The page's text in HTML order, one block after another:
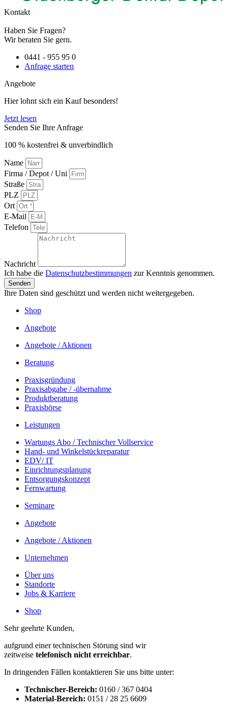
Kontakt
Haben Sie Fragen?
Wir beraten Sie gern.
0441 - 955 95 0
Anfrage starten
Angebote
Hier lohnt sich ein Kauf besonders!
Jetzt lesen
Senden Sie Ihre Anfrage
100 % kostenfrei & unverbindlich
Name
Firma / Depot / Uni
Straße
PLZ
Ort
E-Mail
Telefon
Nachricht
Ich habe die Datenschutzbestimmungen zur Kenntnis genommen.
Senden
Ihre Daten sind geschützt und werden nicht weitergegeben.
Shop
Angebote
Angebote / Aktionen
Beratung
Praxisgründung
Praxisabgabe / -übernahme
Produktberatung
Praxisbörse
Leistungen
Wartungs Abo / Technischer Vollservice
Hand- und Winkelstück­reparatur
EDV/ IT
Einrichtungsplanung
Entsorgungskonzept
Fernwartung
Seminare
Angebote
Angebote / Aktionen
Unternehmen
Über uns
Standorte
Jobs & Karriere
Shop
Sehr geehrte Kunden,
aufgrund einer technischen Störung sind wir
zeitweise telefonisch nicht erreichbar.
In dringenden Fällen kontaktieren Sie uns bitte unter:
Technischer-Bereich: 0160 / 367 0404
Material-Bereich: 0151 / 28 25 6609